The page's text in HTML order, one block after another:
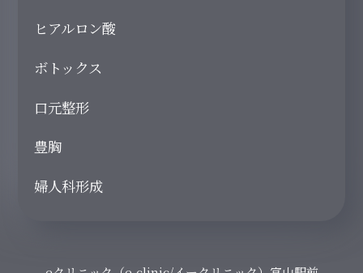
ヒアルロン酸
ボトックス
口元整形
豊胸
婦人科形成